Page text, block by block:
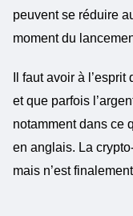
peuvent se réduire
moment du
Il faut avoir à
et que parfois
notamment dans ce
en anglais. La
mais n’est